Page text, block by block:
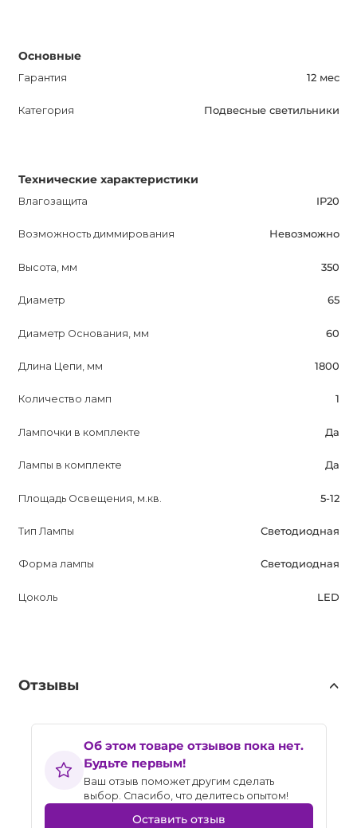
ярче и комфортнее.
Основные
Гарантия 12 мес
Категория Подвесные светильники
Технические характеристики
Влагозащита IP20
Возможность диммирования Невозможно
Высота, мм 350
Диаметр 65
Диаметр Основания, мм 60
Длина Цепи, мм 1800
Количество ламп 1
Лампочки в комплекте Да
Лампы в комплекте Да
Площадь Освещения, м.кв. 5-12
Тип Лампы Светодиодная
Форма лампы Светодиодная
Цоколь LED
Отзывы
Об этом товаре отзывов пока нет.
Будьте первым!
Ваш отзыв поможет другим сделать
выбор. Спасибо, что делитесь опытом!
Оставить отзыв